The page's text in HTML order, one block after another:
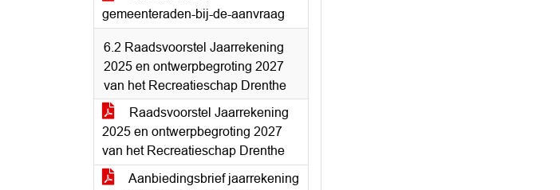
gemeenteraden-bij-de-aanvraag
6.2 Raadsvoorstel Jaarrekening
2025 en ontwerpbegroting 2027
van het Recreatieschap Drenthe
Raadsvoorstel Jaarrekening
2025 en ontwerpbegroting 2027
van het Recreatieschap Drenthe
Aanbiedingsbrief jaarrekening